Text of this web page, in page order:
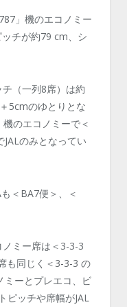
」機のエコノミー
チが約79 cm、シ
（一列8席）は約
5cmのゆとりとな
のエコノミーで＜
のみとなってい
＜BA7便＞、＜
ノミー席は＜3-3-3
も同じく＜3-3-3 の
ーとプレエコ、ビ
ピッチや席幅がJAL